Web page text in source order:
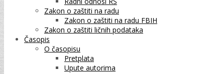
Zakon o zaštiti na radu
Zakon o zaštiti na radu FBIH
Zakon o zaštiti ličnih podataka
Časopis
O časopisu
Pretplata
Upute autorima